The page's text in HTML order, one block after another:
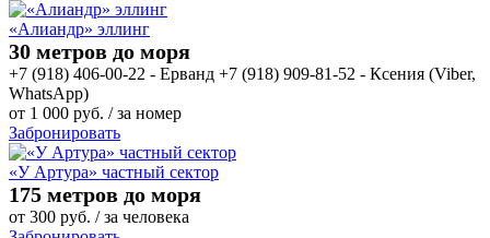
«Алиандр» эллинг
30 метров до моря
+7 (918) 406-00-22 - Ерванд +7 (918) 909-81-52 - Ксения (Viber,
WhatsApp)
от 1 000 руб. / за номер
Забронировать
«У Артура» частный сектор
175 метров до моря
от 300 руб. / за человека